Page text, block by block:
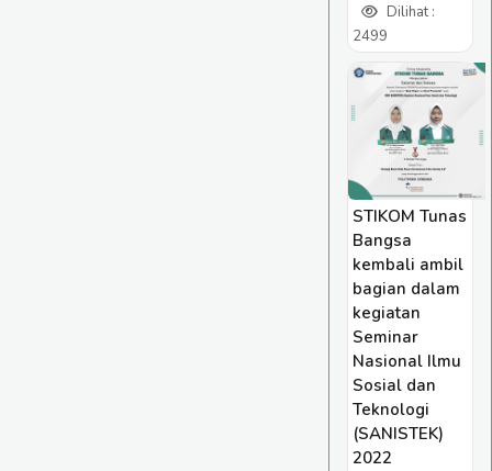
Dilihat :
2499
STIKOM Tunas
Bangsa
kembali ambil
bagian dalam
kegiatan
Seminar
Nasional Ilmu
Sosial dan
Teknologi
(SANISTEK)
2022